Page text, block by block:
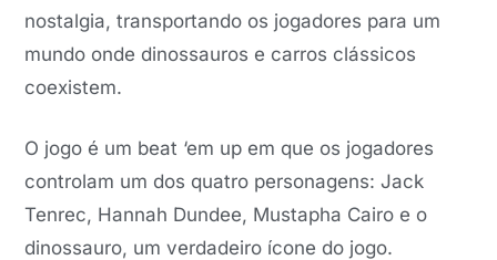
nostalgia, transportando os jogadores para um
mundo onde dinossauros e carros clássicos
coexistem.
O jogo é um beat ‘em up em que os jogadores
controlam um dos quatro personagens: Jack
Tenrec, Hannah Dundee, Mustapha Cairo e o
dinossauro, um verdadeiro ícone do jogo.